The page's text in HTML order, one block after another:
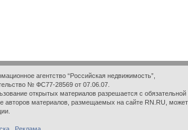
агентство “Российская недвижимость”,
№ ФС77-28569 от 07.06.07.
открытых материалов разрешается с
авторов материалов, размещаемых на сайте RN.RU,